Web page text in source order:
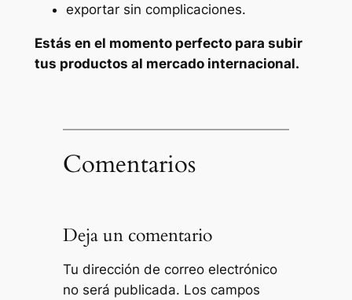
exportar sin complicaciones.
Estás en el momento perfecto para subir
tus productos al mercado internacional.
Comentarios
Deja un comentario
Tu dirección de correo electrónico
no será publicada. Los campos